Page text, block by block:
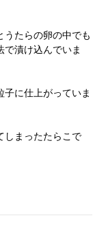
うたらの卵の中でも
漬け込んでいま
に仕上がっていま
しまったたらこで